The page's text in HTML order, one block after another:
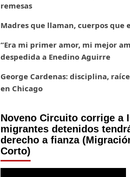
remesas
Madres que llaman, cuerpos que
“Era mi primer amor, mi mejor
despedida a Enedino Aguirre
George Cardenas: disciplina,
en Chicago
Noveno Circuito corrige a
migrantes detenidos
derecho a fianza
Corto)